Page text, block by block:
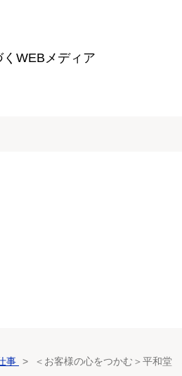
WEBメディア
事 ＜お客様の心をつかむ＞平和